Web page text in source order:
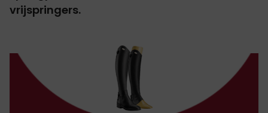
vrijspringers.